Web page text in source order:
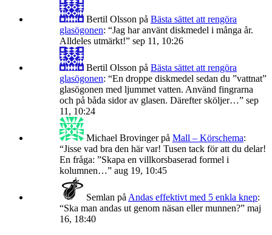
Bertil Olsson på Bästa sättet att rengöra
glasögonen: “Jag har använt diskmedel i många år.
Alldeles utmärkt!” sep 11, 10:26
Bertil Olsson på Bästa sättet att rengöra
glasögonen: “En droppe diskmedel sedan du ”vattnat”
glasögonen med ljummet vatten. Använd fingrarna
och på båda sidor av glasen. Därefter sköljer…” sep
11, 10:24
Michael Brovingerpå Mall – Körschema:
“Jisse vad bra den här var! Tusen tack för att du delar!
En fråga: ”Skapa en villkorsbaserad formel i
kolumnen…” aug 19, 10:45
Semlan på Andas effektivt med 5 enkla knep:
“Ska man andas ut genom näsan eller munnen?” maj
16, 18:40